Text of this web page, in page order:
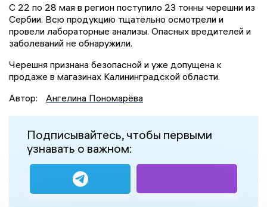
С 22 по 28 мая в регион поступило 23 тонны черешни из
Сербии. Всю продукцию тщательно осмотрели и
провели лабораторные анализы. Опасных вредителей и
заболеваний не обнаружили.
Черешня признана безопасной и уже допущена к
продаже в магазинах Калининградской области.
Автор:
Ангелина Пономарёва
Подписывайтесь, чтобы первыми
узнавать о важном: